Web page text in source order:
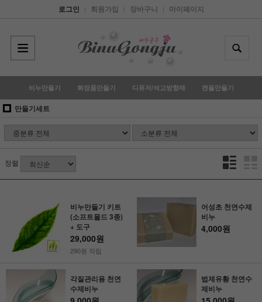
로그인 | 회원가입 | 장바구니 | 마이페이지
비누만들기 화장품만들기 디퓨저/석고방향제 캔들만들기
만들기세트
정렬
비누만들기 키트
(소프트몰드 3종)
+ 도구
29,000원
290원 적립
어성초 천연수제
비누
4,000원
각질관리용 천연
수제비누
법제유황 천연수
제비누